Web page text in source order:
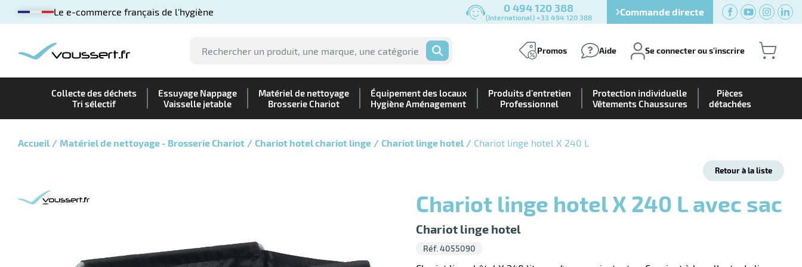
Le e-commerce français de l'hygiène 0 494 120 388
(International) +33 494 120 388 Commande directe
OK Promos Aide Se connecter ou s'inscrire
Collecte des déchets
Tri sélectif
Essuyage Nappage
Vaisselle jetable
Matériel de nettoyage
Brosserie Chariot
Équipement des locaux
Hygiène Aménagement
Produits d'entretien
Professionnel
Protection individuelle
Vêtements Chaussures
Pièces
détachées
Accueil Matériel de nettoyage - Brosserie Chariot Chariot hotel chariot linge Chariot linge hotel Chariot linge hotel X 240 L
Retour à la liste
Chariot linge hotel X 240 L avec sac
Chariot linge hotel
Réf. 4055090